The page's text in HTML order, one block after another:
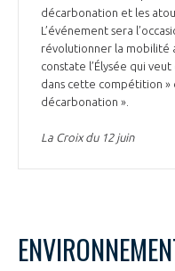
décarbonation et les
L’événement sera
révolutionner la mobilité
constate l’Élysée qui
dans cette compétition »
décarbonation ».
La Croix du 12 juin